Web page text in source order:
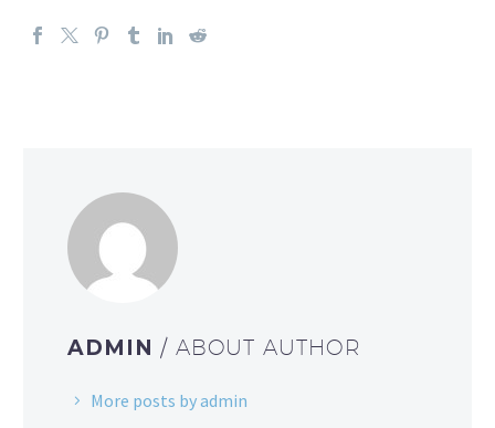
ADMIN / ABOUT AUTHOR
More posts by admin